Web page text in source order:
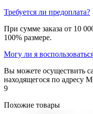
Требуется ли предоплата?
При сумме заказа от 10
100% размере.
Могу ли я
Вы можете осуществить
находящегося по адресу
9
Похожие товары